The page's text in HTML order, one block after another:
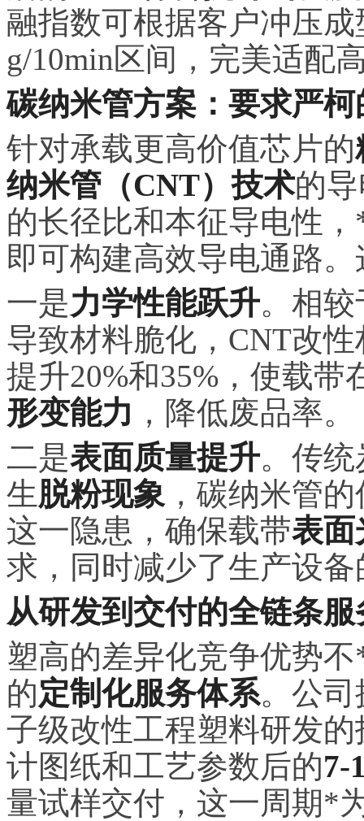
融指数可根据客户冲压
g/10min区间，完美适配
碳纳米管方案：要求严
针对承载更高价值芯片的
纳米管（CNT）技术的
的长径比和本征导电性
即可构建高效导电通路
一是力学性能跃升。相
导致材料脆化，CNT改
提升20%和35%，使载
形变能力 ，降低废品率。
二是表面质量提升。传
生脱粉现象，碳纳米管
这一隐患，确保载带表面
求，同时减少了生产设
从研发到交付的全链条
塑高的差异化竞争优势
的定制化服务体系。公司
子级改性工程塑料研发
计图纸和工艺参数后的7-
量试样交付，这一周期*